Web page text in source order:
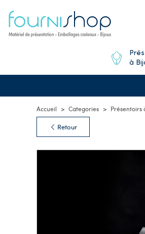
à
Accueil Categories Présentoirs
Retour